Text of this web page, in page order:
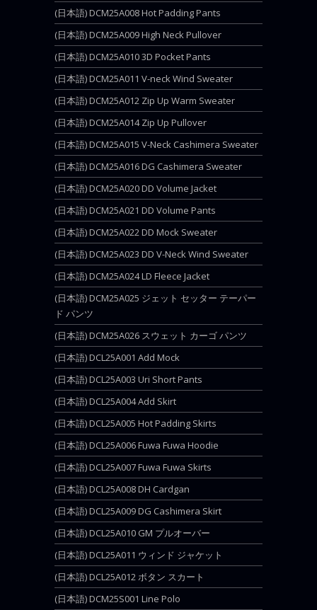
(日本語) DCM25A008 Hot Padding Pants
(日本語) DCM25A009 High Neck Pullover
(日本語) DCM25A010 3D Pocket Pants
(日本語) DCM25A011 V-neck Wind Sweater
(日本語) DCM25A012 Zip Up Warm Sweater
(日本語) DCM25A014 Zip Up Pullover
(日本語) DCM25A015 V-Neck Cashimera Sweater
(日本語) DCM25A016 DG Cashimera Sweater
(日本語) DCM25A020 DD Volume Jacket
(日本語) DCM25A021 DD Volume Pants
(日本語) DCM25A022 DD Mock Sweater
(日本語) DCM25A023 DD V-Neck Wind Sweater
(日本語) DCM25A024 LD Fleece Jacket
(日本語) DCM25A025 ジェット セッター テーパー
ド パンツ
(日本語) DCM25A026 スウェット カーゴ パンツ
(日本語) DCL25A001 Add Mock
(日本語) DCL25A003 Uri Short Pants
(日本語) DCL25A004 Add Skirt
(日本語) DCL25A005 Hot Padding Skirts
(日本語) DCL25A006 Fuwa Fuwa Hoodie
(日本語) DCL25A007 Fuwa Fuwa Skirts
(日本語) DCL25A008 DH Cardgan
(日本語) DCL25A009 DG Cashimera Skirt
(日本語) DCL25A010 GM プルオーバー
(日本語) DCL25A011 ウィンド ジャケット
(日本語) DCL25A012 ボタン スカート
(日本語) DCM25S001 Line Polo